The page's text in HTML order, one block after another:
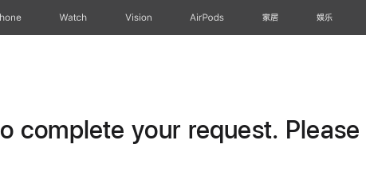
Watch Vision AirPods 家居 娱乐
complete your request.